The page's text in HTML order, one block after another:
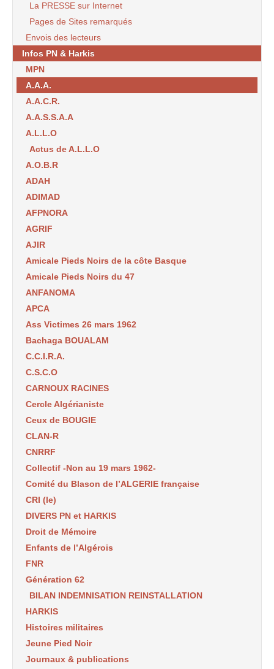
La PRESSE sur Internet
Pages de Sites remarqués
Envois des lecteurs
Infos PN & Harkis
MPN
A.A.A.
A.A.C.R.
A.A.S.S.A.A
A.L.L.O
Actus de A.L.L.O
A.O.B.R
ADAH
ADIMAD
AFPNORA
AGRIF
AJIR
Amicale Pieds Noirs de la côte Basque
Amicale Pieds Noirs du 47
ANFANOMA
APCA
Ass Victimes 26 mars 1962
Bachaga BOUALAM
C.C.I.R.A.
C.S.C.O
CARNOUX RACINES
Cercle Algérianiste
Ceux de BOUGIE
CLAN-R
CNRRF
Collectif -Non au 19 mars 1962-
Comité du Blason de l’ALGERIE française
CRI (le)
DIVERS PN et HARKIS
Droit de Mémoire
Enfants de l’Algérois
FNR
Génération 62
BILAN INDEMNISATION REINSTALLATION
HARKIS
Histoires militaires
Jeune Pied Noir
Journaux & publications